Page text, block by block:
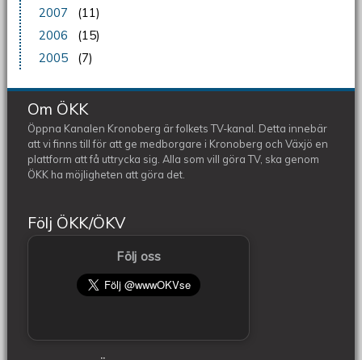
2007
(11)
2006
(15)
2005
(7)
Om ÖKK
Öppna Kanalen Kronoberg är folkets TV-kanal. Detta innebär
att vi finns till för att ge medborgare i Kronoberg och Växjö en
plattform att få uttrycka sig. Alla som vill göra TV, ska genom
ÖKK ha möjligheten att göra det.
Följ ÖKK/ÖKV
Följ oss